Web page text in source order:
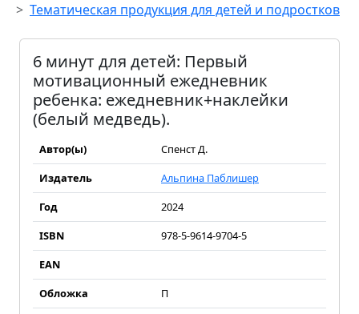
Тематическая продукция для детей и подростков
6 минут для детей: Первый
мотивационный ежедневник
ребенка: ежедневник+наклейки
(белый медведь).
Автор(ы)
Спенст Д.
Издатель
Альпина Паблишер
Год
2024
ISBN
978-5-9614-9704-5
EAN
Обложка
П